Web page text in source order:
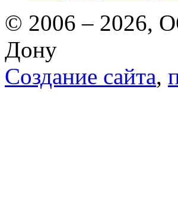
© 2006 – 2026,
Дону
Создание сайта,